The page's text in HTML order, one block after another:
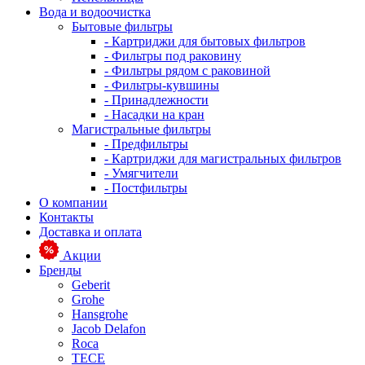
Вода и водоочистка
Бытовые фильтры
- Картриджи для бытовых фильтров
- Фильтры под раковину
- Фильтры рядом с раковиной
- Фильтры-кувшины
- Принадлежности
- Насадки на кран
Магистральные фильтры
- Предфильтры
- Картриджи для магистральных фильтров
- Умягчители
- Постфильтры
О компании
Контакты
Доставка и оплата
Акции
Бренды
Geberit
Grohe
Hansgrohe
Jacob Delafon
Roca
TECE